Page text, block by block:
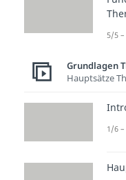
5/5 –
Grundlagen
Hauptsätze
1/6